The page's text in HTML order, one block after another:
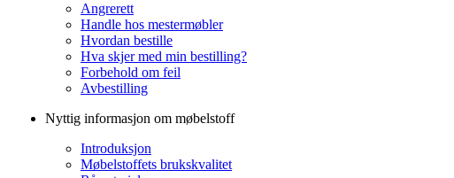
Angrerett
Handle hos mestermøbler
Hvordan bestille
Hva skjer med min bestilling?
Forbehold om feil
Avbestilling
Nyttig informasjon om møbelstoff
Introduksjon
Møbelstoffets brukskvalitet